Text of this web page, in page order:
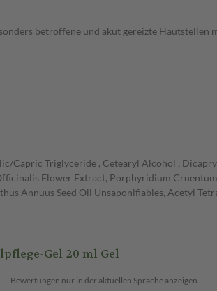
betroffene und akut gereizte
Capric Triglyceride , Cetearyl Alcohol ,
Flower Extract, Porphyridium
Annuus Seed Oil Unsaponifiables, Acetyl
Gel 20 ml Gel
Bewertungen nur in der aktuellen Sprache anzeigen.